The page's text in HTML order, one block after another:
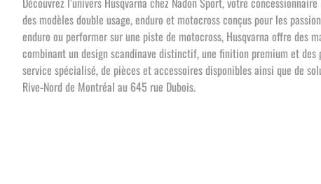
des modèles double usage, enduro et motocross conçus pour les
enduro ou performer sur une piste de motocross, Husqvarna offre des
combinant un design scandinave distinctif, une finition premium et des
service spécialisé, de pièces et accessoires disponibles ainsi que de
Rive-Nord de Montréal au 645 rue Dubois.